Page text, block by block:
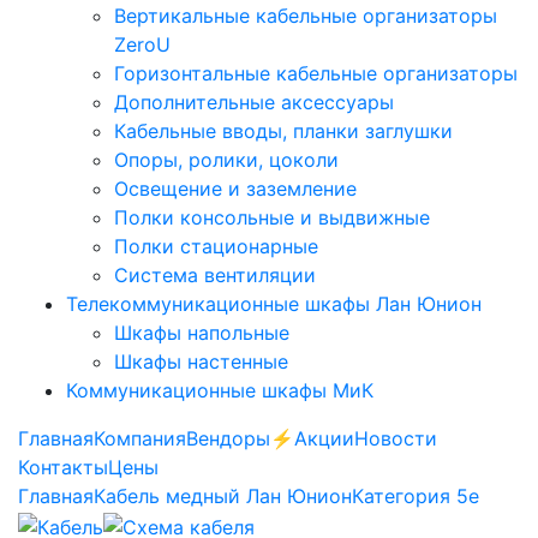
Вертикальные кабельные организаторы
ZeroU
Горизонтальные кабельные организаторы
Дополнительные аксессуары
Кабельные вводы, планки заглушки
Опоры, ролики, цоколи
Освещение и заземление
Полки консольные и выдвижные
Полки стационарные
Система вентиляции
Телекоммуникационные шкафы Лан Юнион
Шкафы напольные
Шкафы настенные
Коммуникационные шкафы МиК
ГлавнаяКомпанияВендоры ⚡️АкцииНовости
КонтактыЦены
ГлавнаяКабель медный Лан ЮнионКатегория 5e